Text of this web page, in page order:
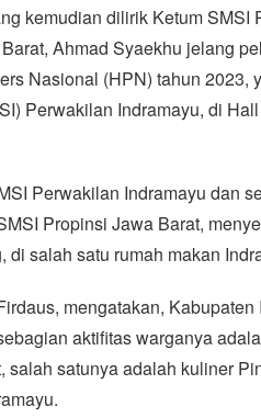
kemudian dilirik Ketum
Ahmad Syaekhu jelang
Nasional (HPN) tahun 2023,
Perwakilan Indramayu, di
Perwakilan Indramayu dan
Propinsi Jawa Barat,
di salah satu rumah makan
mengatakan,
aktifitas warganya
salah satunya adalah kuliner